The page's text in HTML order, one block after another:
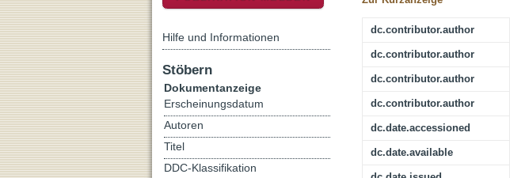
dc.contributor.author
dc.contributor.author
dc.contributor.author
dc.contributor.author
dc.date.accessioned
dc.date.available
Hilfe und Informationen
Stöbern
Dokumentanzeige
Erscheinungsdatum
Autoren
Titel
DDC-Klassifikation